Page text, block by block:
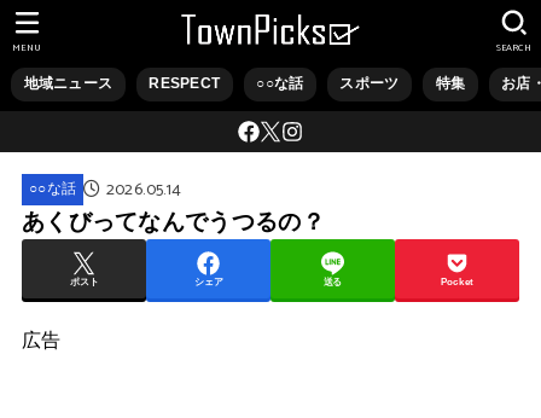
地域ニュース RESPECT ○○な話 スポーツ 特集 お店
SEARCH
MENU
○○な話 2026.05.14
あくびってなんでうつるの？
ポスト シェア 送る Pocket
広告